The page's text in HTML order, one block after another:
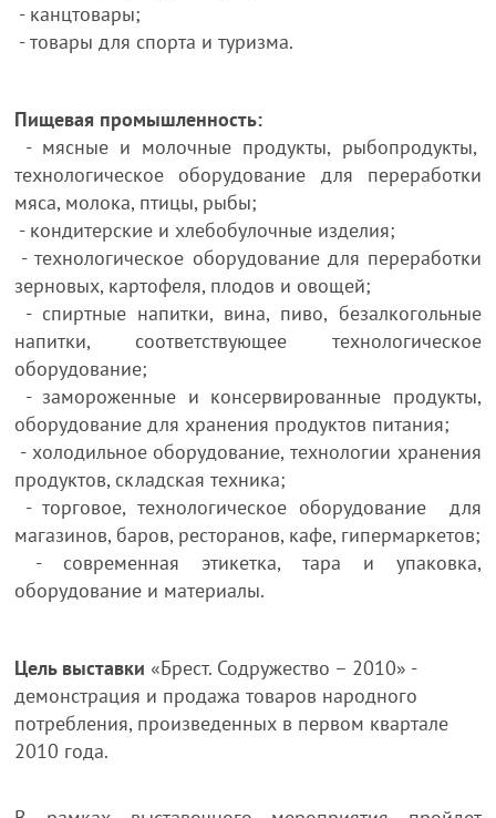
- канцтовары;
- товары для спорта и туризма.
Пищевая промышленность:
- мясные и молочные продукты, рыбопродукты,
технологическое оборудование для переработки
мяса, молока, птицы, рыбы;
- кондитерские и хлебобулочные изделия;
- технологическое оборудование для переработки
зерновых, картофеля, плодов и овощей;
- спиртные напитки, вина, пиво, безалкогольные
напитки, соответствующее технологическое
оборудование;
- замороженные и консервированные продукты,
оборудование для хранения продуктов питания;
- холодильное оборудование, технологии хранения
продуктов, складская техника;
- торговое, технологическое оборудование для
магазинов, баров, ресторанов, кафе, гипермаркетов;
- современная этикетка, тара и упаковка,
оборудование и материалы.
Цель выставки «Брест. Содружество – 2010» -
демонстрация и продажа товаров народного
потребления, произведенных в первом квартале
2010 года.